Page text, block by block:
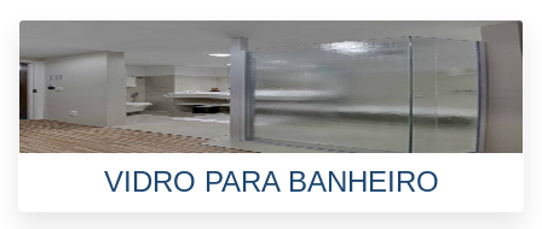
VIDRO PARA BANHEIRO